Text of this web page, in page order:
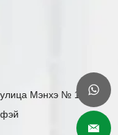
Мэнхэ № 1,